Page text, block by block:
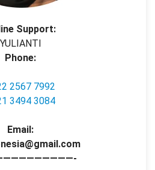
Support:
YULIANTI
Phone:
2567 7992
3494 3084
Email: